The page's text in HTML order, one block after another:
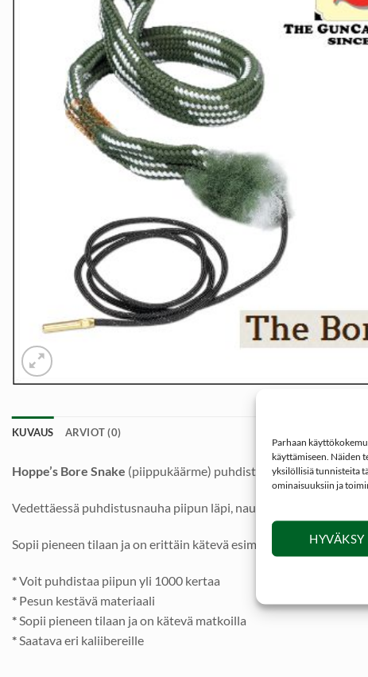
Parhaan
käyttämiseen. Näiden
yksilöllisiä tunnisteita
ominaisuuksiin ja
KUVAUS ARVIOT (0)
Hoppe’s Bore Snake (piippukäärme) puhdistaa, harjaa ja öljyää
Vedettäessä puhdistusnauha piipun läpi, nauhan
Sopii pieneen tilaan ja on erittäin kätevä esim. reissussa. Bore
*Voit puhdistaa piipun yli 1000 kertaa
* Pesun kestävä materiaali
* Sopii pieneen tilaan ja on kätevä matkoilla
* Saatava eri kaliibereille